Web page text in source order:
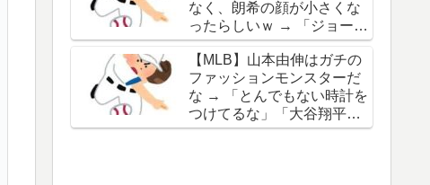
谷の名前を出したのはクリ
ック数稼ぎでしかないわ」
なく、朗希の顔が小さくな
ったらしいｗ → 「ジョーク
が出るってことは絶好調の
証拠だな」「癖なのか精神
的なものなのか分からない
がいい方向に進んだのはい
いことだ」
【MLB】山本由伸はガチの
ファッションモンスターだ
な → 「とんでもない時計を
つけてるな」「大谷翔平と
は真逆だな」